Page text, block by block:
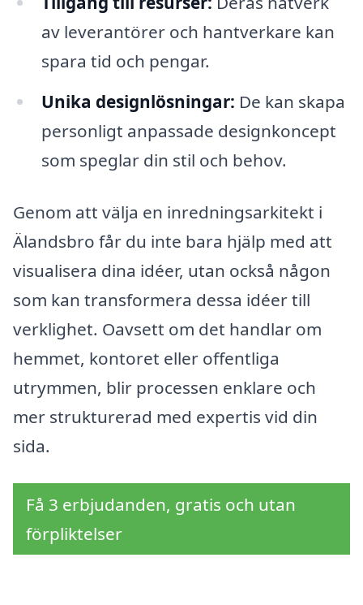
av leverantörer och hantverkare kan
spara tid och pengar.
Unika designlösningar: De kan skapa
personligt anpassade designkoncept
som speglar din stil och behov.
Genom att välja en inredningsarkitekt i
Älandsbro får du inte bara hjälp med att
visualisera dina idéer, utan också någon
som kan transformera dessa idéer till
verklighet. Oavsett om det handlar om
hemmet, kontoret eller offentliga
utrymmen, blir processen enklare och
mer strukturerad med expertis vid din
sida.
Få 3 erbjudanden, gratis och utan
förpliktelser